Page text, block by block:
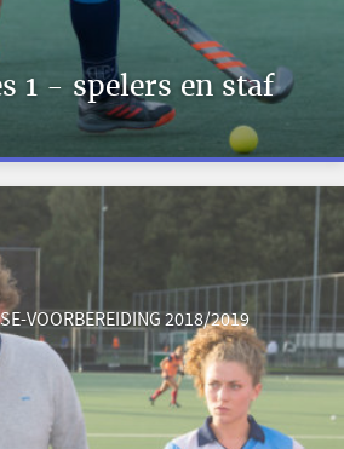
1 - spelers en staf
VOORBEREIDING 2018/2019